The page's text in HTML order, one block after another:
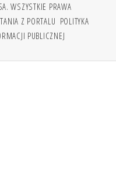
WSZYSTKIE PRAWA
Z PORTALU POLITYKA
PUBLICZNEJ